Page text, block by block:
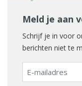
Meld je aan
Schrijf je in voor
berichten niet te
E-
mailadres